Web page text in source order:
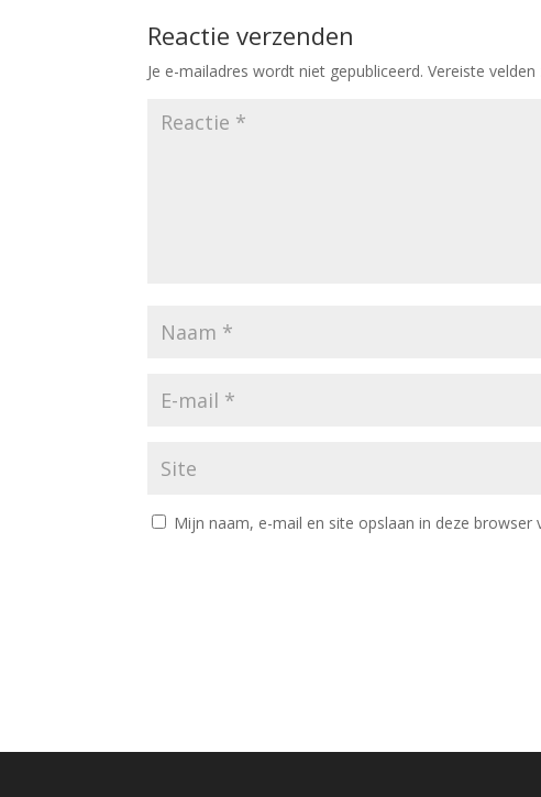
Reactie verzenden
Je e-mailadres wordt niet gepubliceerd. Vereiste
Mijn naam, e-mail en site opslaan in deze